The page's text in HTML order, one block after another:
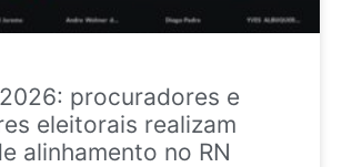
procuradores e
eleitorais realizam
alinhamento no RN